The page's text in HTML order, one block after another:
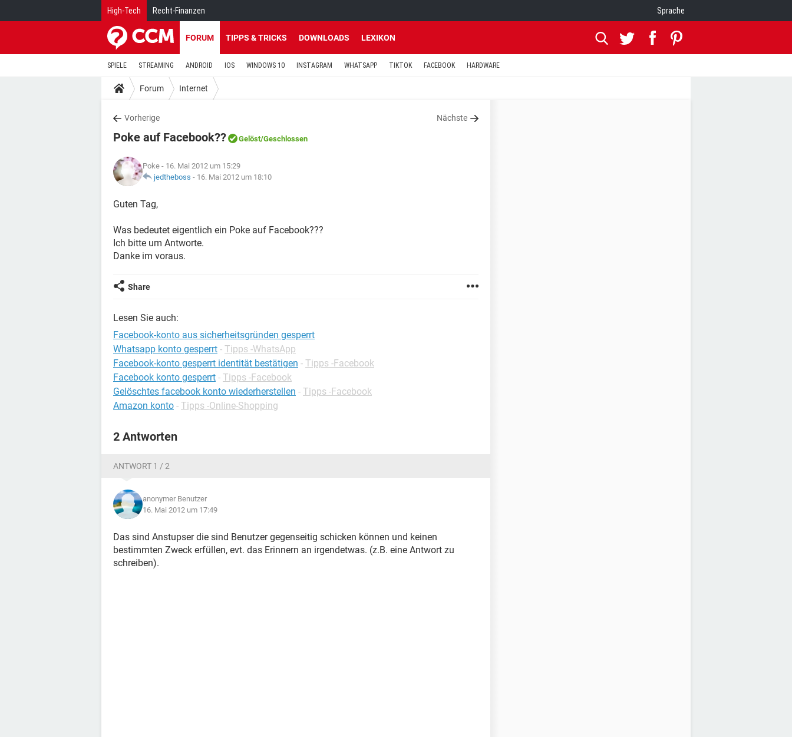
High-Tech Recht-Finanzen Sprache
FORUM TIPPS & TRICKS DOWNLOADS LEXIKON
SPIELE STREAMING ANDROID IOS WINDOWS 10 INSTAGRAM WHATSAPP TIKTOK FACEBOOK HARDWARE
Forum Internet
Vorherige Nächste
Poke auf Facebook?? Gelöst/Geschlossen
Poke - 16. Mai 2012 um 15:29
jedtheboss - 16. Mai 2012 um 18:10
Guten Tag,
Was bedeutet eigentlich ein Poke auf Facebook???
Ich bitte um Antworte.
Danke im voraus.
Share
Lesen Sie auch:
Facebook-konto aus sicherheitsgründen gesperrt
Whatsapp konto gesperrt - Tipps -WhatsApp
Facebook-konto gesperrt identität bestätigen - Tipps -Facebook
Facebook konto gesperrt - Tipps -Facebook
Gelöschtes facebook konto wiederherstellen - Tipps -Facebook
Amazon konto - Tipps -Online-Shopping
2 Antworten
ANTWORT 1 / 2
anonymer Benutzer
16. Mai 2012 um 17:49
Das sind Anstupser die sind Benutzer gegenseitig schicken können und keinen
bestimmten Zweck erfüllen, evt. das Erinnern an irgendetwas. (z.B. eine Antwort zu
schreiben).